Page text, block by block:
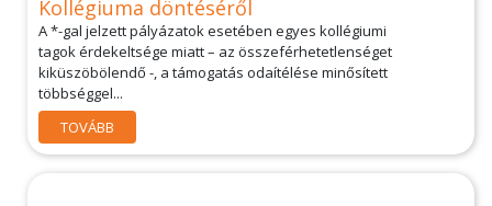
Kollégiuma döntéséről
A *-gal jelzett pályázatok esetében egyes kollégiumi
tagok érdekeltsége miatt – az összeférhetetlenséget
kiküszöbölendő -, a támogatás odaítélése minősített
többséggel...
TOVÁBB